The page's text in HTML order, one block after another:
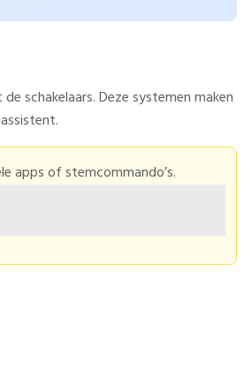
schakelaars. Deze systemen maken
apps of stemcommando’s.